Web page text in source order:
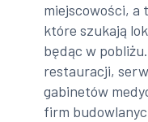
miejscowości, a
które szukają
będąc w
restauracji,
gabinetów
firm